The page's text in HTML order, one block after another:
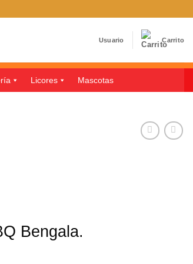
Usuario Carrito
Licores Mascotas
Bengala.